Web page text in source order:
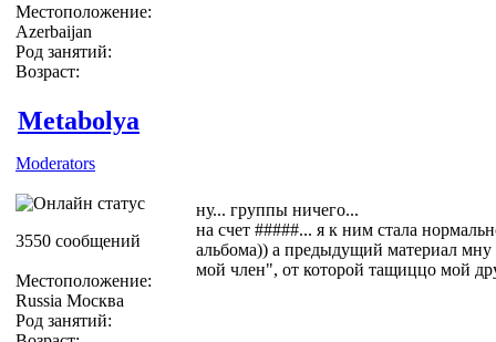
Местоположение:
Azerbaijan
Род занятий:
Возраст:
Metabolya
Moderators
3550 сообщений
Местоположение:
Russia Москва
Род занятий:
ну... группы ничего...
на счет #####... я к ним стала
альбома)) а предыдущий материал
мой член", от которой тащиццо мой